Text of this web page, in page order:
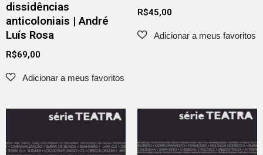
dissidências
anticoloniais | André
Luís Rosa
R$69,00
R$45,00